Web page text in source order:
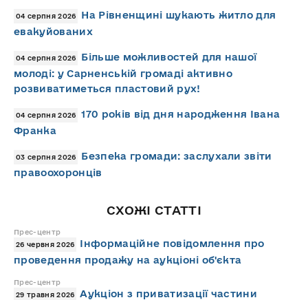
04 серпня 2026
На Рівненщині шукають житло для
евакуйованих
04 серпня 2026
Більше можливостей для нашої
молоді: у Сарненській громаді активно
розвиватиметься пластовий рух!
04 серпня 2026
170 років від дня народження Івана
Франка
03 серпня 2026
Безпека громади: заслухали звіти
правоохоронців
СХОЖІ СТАТТІ
Прес-центр
26 червня 2026
Інформаційне повідомлення про
проведення продажу на аукціоні об'єкта
Прес-центр
29 травня 2026
Аукціон з приватизації частини